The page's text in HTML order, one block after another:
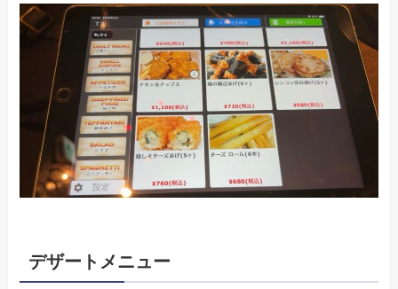
デザートメニュー